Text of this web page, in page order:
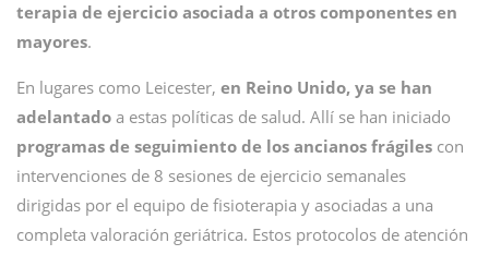
terapia de ejercicio asociada a otros componentes en
mayores.
En lugares como Leicester, en Reino Unido, ya se han
adelantado a estas políticas de salud. Allí se han iniciado
programas de seguimiento de los ancianos frágiles con
intervenciones de 8 sesiones de ejercicio semanales
dirigidas por el equipo de fisioterapia y asociadas a una
completa valoración geriátrica. Estos protocolos de atención